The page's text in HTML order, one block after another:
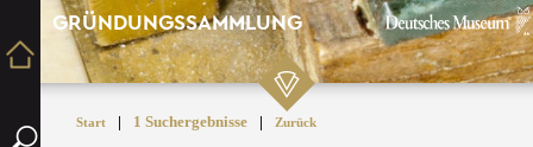
GRÜNDUNGSSAMMLUNG
Start | 1 Suchergebnisse | Zurück